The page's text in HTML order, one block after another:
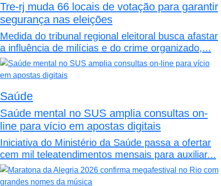
Tre-rj muda 66 locais de votação para garantir
segurança nas eleições
Medida do tribunal regional eleitoral busca afastar
a influência de milícias e do crime organizado,...
Saúde
Saúde mental no SUS amplia consultas on-
line para vício em apostas digitais
Iniciativa do Ministério da Saúde passa a ofertar
cem mil teleatendimentos mensais para auxiliar...